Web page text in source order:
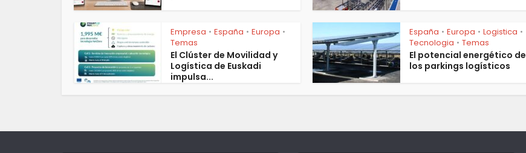
Empresa • España • Europa •
Temas
El Clúster de Movilidad y
Logística de Euskadi
impulsa...
España • Europa • Logistica •
Tecnologia • Temas
El potencial energético de
los parkings logísticos